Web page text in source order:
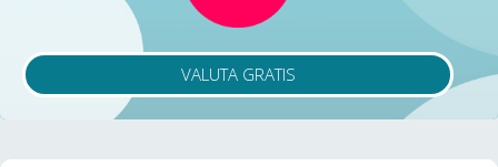
VALUTA GRATIS